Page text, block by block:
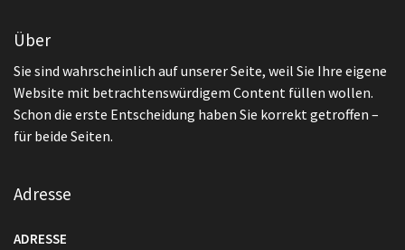
Über
Sie sind wahrscheinlich auf unserer Seite, weil Sie Ihre eigene
Website mit betrachtenswürdigem Content füllen wollen.
Schon die erste Entscheidung haben Sie korrekt getroffen –
für beide Seiten.
Adresse
ADRESSE